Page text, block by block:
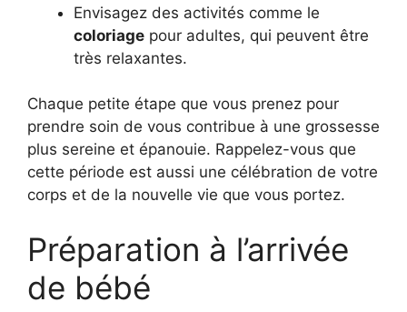
Envisagez des activités comme le
coloriage pour adultes, qui peuvent être
très relaxantes.
Chaque petite étape que vous prenez pour
prendre soin de vous contribue à une grossesse
plus sereine et épanouie. Rappelez-vous que
cette période est aussi une célébration de votre
corps et de la nouvelle vie que vous portez.
Préparation à l’arrivée
de bébé